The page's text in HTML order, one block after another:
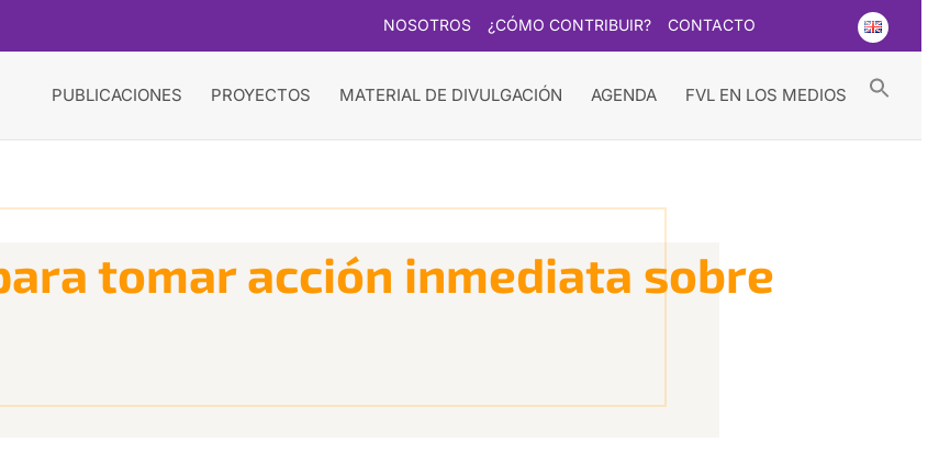
NOSOTROS ¿CÓMO CONTRIBUIR? CONTACTO
PUBLICACIONES PROYECTOS MATERIAL DE DIVULGACIÓN AGENDA FVL EN LOS MEDIOS
tomar acción inmediata sobre